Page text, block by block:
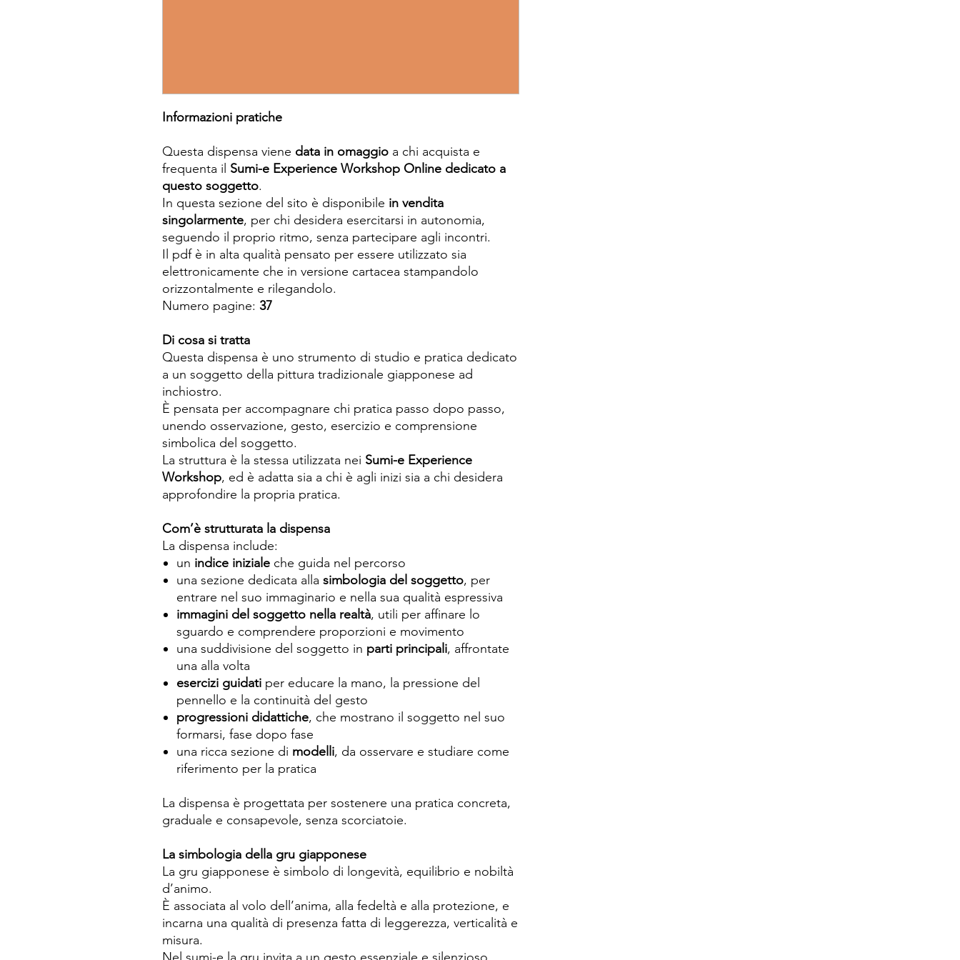
Informazioni pratiche
Questa dispensa viene data in omaggio a chi acquista e
frequenta il Sumi-e Experience Workshop Online dedicato a
questo soggetto.
In questa sezione del sito è disponibile in vendita
singolarmente, per chi desidera esercitarsi in autonomia,
seguendo il proprio ritmo, senza partecipare agli incontri.
Il pdf è in alta qualità pensato per essere utilizzato sia
elettronicamente che in versione cartacea stampandolo
orizzontalmente e rilegandolo.
Numero pagine: 37
Di cosa si tratta
Questa dispensa è uno strumento di studio e pratica dedicato
a un soggetto della pittura tradizionale giapponese ad
inchiostro.
È pensata per accompagnare chi pratica passo dopo passo,
unendo osservazione, gesto, esercizio e comprensione
simbolica del soggetto.
La struttura è la stessa utilizzata nei Sumi-e Experience
Workshop, ed è adatta sia a chi è agli inizi sia a chi desidera
approfondire la propria pratica.
Com’è strutturata la dispensa
La dispensa include:
un indice iniziale che guida nel percorso
una sezione dedicata alla simbologia del soggetto, per
entrare nel suo immaginario e nella sua qualità espressiva
immagini del soggetto nella realtà, utili per affinare lo
sguardo e comprendere proporzioni e movimento
una suddivisione del soggetto in parti principali, affrontate
una alla volta
esercizi guidati per educare la mano, la pressione del
pennello e la continuità del gesto
progressioni didattiche, che mostrano il soggetto nel suo
formarsi, fase dopo fase
una ricca sezione di modelli, da osservare e studiare come
riferimento per la pratica
La dispensa è progettata per sostenere una pratica concreta,
graduale e consapevole, senza scorciatoie.
La simbologia della gru giapponese
La gru giapponese è simbolo di longevità, equilibrio e nobiltà
d’animo.
È associata al volo dell’anima, alla fedeltà e alla protezione, e
incarna una qualità di presenza fatta di leggerezza, verticalità e
misura.